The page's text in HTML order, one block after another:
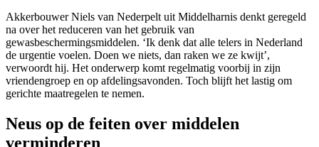
Akkerbouwer Niels van Nederpelt uit Middelharnis denkt geregeld
na over het reduceren van het gebruik van
gewasbeschermingsmiddelen. ‘Ik denk dat alle telers in Nederland
de urgentie voelen. Doen we niets, dan raken we ze kwijt’,
verwoordt hij. Het onderwerp komt regelmatig voorbij in zijn
vriendengroep en op afdelingsavonden. Toch blijft het lastig om
gerichte maatregelen te nemen.
Neus op de feiten over middelen
verminderen